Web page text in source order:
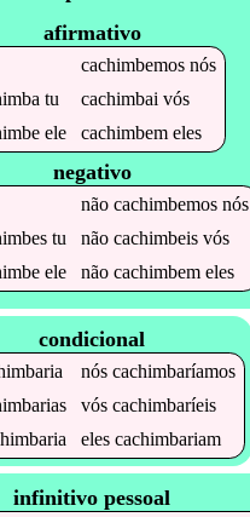
afirmativo
cachimbemosnós
tu cachimbai vós
ele cachimbemeles
negativo
não cachimbemosnós
tu não cachimbeisvós
ele não cachimbemeles
condicional
nós cachimbaríamos
vós cachimbaríeis
eles cachimbariam
infinitivo pessoal